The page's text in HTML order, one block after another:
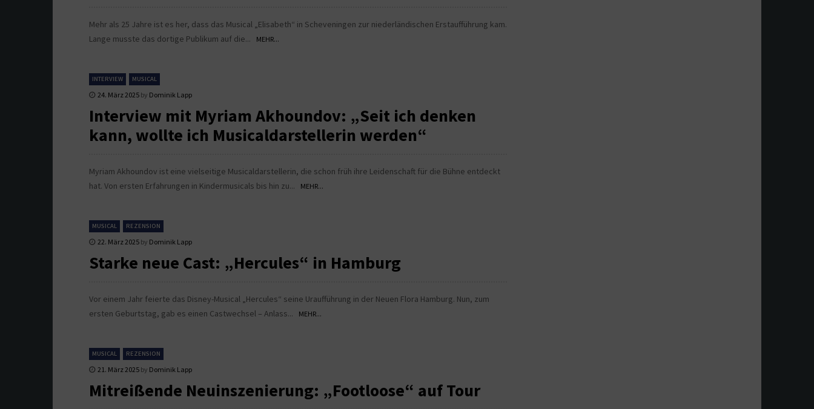
Mehr als 25 Jahre ist es her, dass das Musical „Elisabeth“ in Scheveningen zur niederländischen Erstaufführung kam.
Lange musste das dortige Publikum auf die...
MEHR...
INTERVIEW MUSICAL
24. März 2025 by Dominik Lapp
Interview mit Myriam Akhoundov: „Seit ich denken
kann, wollte ich Musicaldarstellerin werden“
Myriam Akhoundov ist eine vielseitige Musicaldarstellerin, die schon früh ihre Leidenschaft für die Bühne entdeckt
hat. Von ersten Erfahrungen in Kindermusicals bis hin zu...
MEHR...
MUSICAL REZENSION
22. März 2025 by Dominik Lapp
Starke neue Cast: „Hercules“ in Hamburg
Vor einem Jahr feierte das Disney-Musical „Hercules“ seine Uraufführung in der Neuen Flora Hamburg. Nun, zum
ersten Geburtstag, gab es einen Castwechsel – Anlass...
MEHR...
MUSICAL REZENSION
21. März 2025 by Dominik Lapp
Mitreißende Neuinszenierung: „Footloose“ auf Tour